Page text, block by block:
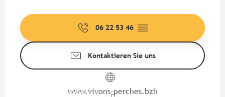
06 22 53 46 ▒▒
Kontaktieren Sie uns
www.vivons-perches.bzh